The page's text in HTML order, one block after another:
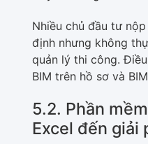
Nhiều chủ đầu tư
định nhưng không
quản lý thi công.
BIM trên hồ sơ và
5.2. Phần
Excel đến giải